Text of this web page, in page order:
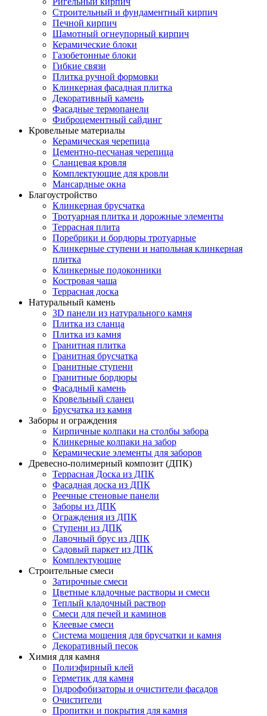
Строительный и фундаментный кирпич
Печной кирпич
Шамотный огнеупорный кирпич
Керамические блоки
Газобетонные блоки
Гибкие связи
Плитка ручной формовки
Клинкерная фасадная плитка
Декоративный камень
Фасадные термопанели
Фиброцементный сайдинг
Кровельные материалы
Керамическая черепица
Цементно-песчаная черепица
Сланцевая кровля
Комплектующие для кровли
Мансардные окна
Благоустройство
Клинкерная брусчатка
Тротуарная плитка и дорожные элементы
Террасная плита
Поребрики и бордюры тротуарные
Клинкерные ступени и напольная клинкерная
плитка
Клинкерные подоконники
Костровая чаша
Террасная доска
Натуральный камень
3D панели из натурального камня
Плитка из сланца
Плитка из камня
Гранитная плитка
Гранитная брусчатка
Гранитные ступени
Гранитные бордюры
Фасадный камень
Кровельный сланец
Брусчатка из камня
Заборы и ограждения
Кирпичные колпаки на столбы забора
Клинкерные колпаки на забор
Керамические элементы для заборов
Древесно-полимерный композит (ДПК)
Террасная Доска из ДПК
Фасадная доска из ДПК
Реечные стеновые панели
Заборы из ДПК
Ограждения из ДПК
Ступени из ДПК
Лавочный брус из ДПК
Садовый паркет из ДПК
Комплектующие
Строительные смеси
Затирочные смеси
Цветные кладочные растворы и смеси
Теплый кладочный раствор
Смеси для печей и каминов
Клеевые смеси
Система мощения для брусчатки и камня
Декоративный песок
Химия для камня
Полиэфирный клей
Герметик для камня
Гидрофобизаторы и очистители фасадов
Очистители
Пропитки и покрытия для камня